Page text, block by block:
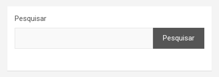
Pesquisar
Pesquisar